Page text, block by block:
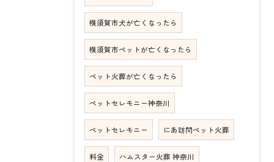
横須賀市犬が亡くなったら
横須賀市ペットが亡くなったら
ペット火葬が亡くなったら
ペットセレモニー神奈川
ペットセレモニー にあ訪問ペット火葬
料金 ハムスター火葬 神奈川